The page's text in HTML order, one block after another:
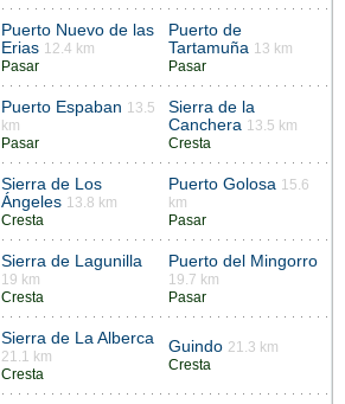
Puerto Nuevo de las
Erias 12.4 km
Pasar
Puerto de
Tartamuña 13 km
Pasar
Puerto Espaban 13.5
km
Pasar
Sierra de la
Canchera 13.5 km
Cresta
Sierra de Los
Ángeles 13.8 km
Cresta
Puerto Golosa 15.6
km
Pasar
Sierra de Lagunilla
19 km
Cresta
Puerto del Mingorro
19.7 km
Pasar
Sierra de La Alberca
21.1 km
Cresta
Guindo 21.3 km
Cresta